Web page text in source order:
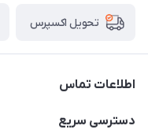
تحویل اکسپرس
اطلاعات تماس
09120986090
دسترسی سریع